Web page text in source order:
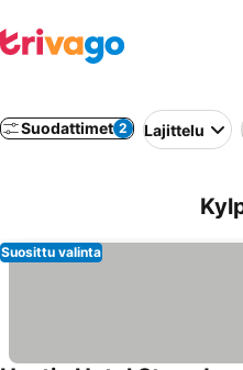
Suodattimet 2 Lajittelu
Suosittu valinta